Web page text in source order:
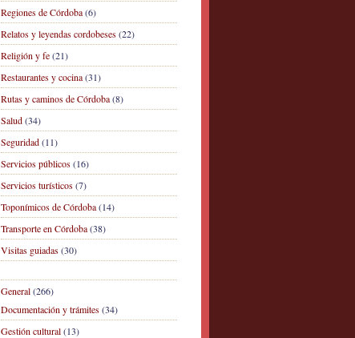
Regiones de Córdoba(6)
Relatos y leyendas cordobeses(22)
Religión y fe(21)
Restaurantes y cocina(31)
Rutas y caminos de Córdoba(8)
Salud(34)
Seguridad(11)
Servicios públicos(16)
Servicios turísticos(7)
Toponímicos de Córdoba(14)
Transporte en Córdoba(38)
Visitas guiadas(30)
General(266)
Documentación y trámites(34)
Gestión cultural(13)